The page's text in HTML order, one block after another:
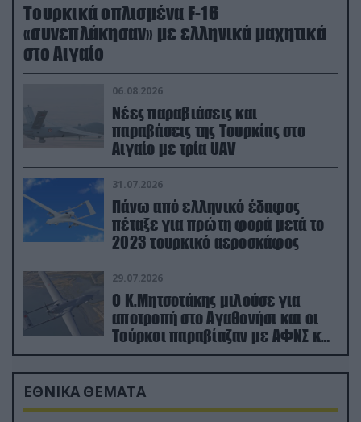
Τουρκικά οπλισμένα F-16
«συνεπλάκησαν» με ελληνικά μαχητικά
στο Αιγαίο
06.08.2026
Νέες παραβιάσεις και
παραβάσεις της Τουρκίας στο
Αιγαίο με τρία UAV
31.07.2026
Πάνω από ελληνικό έδαφος
πέταξε για πρώτη φορά μετά το
2023 τουρκικό αεροσκάφος
29.07.2026
Ο Κ.Μητσοτάκης μιλούσε για
αποτροπή στο Αγαθονήσι και οι
Τούρκοι παραβίαζαν με ΑΦΝΣ και
drone
ΕΘΝΙΚΑ ΘΕΜΑΤΑ